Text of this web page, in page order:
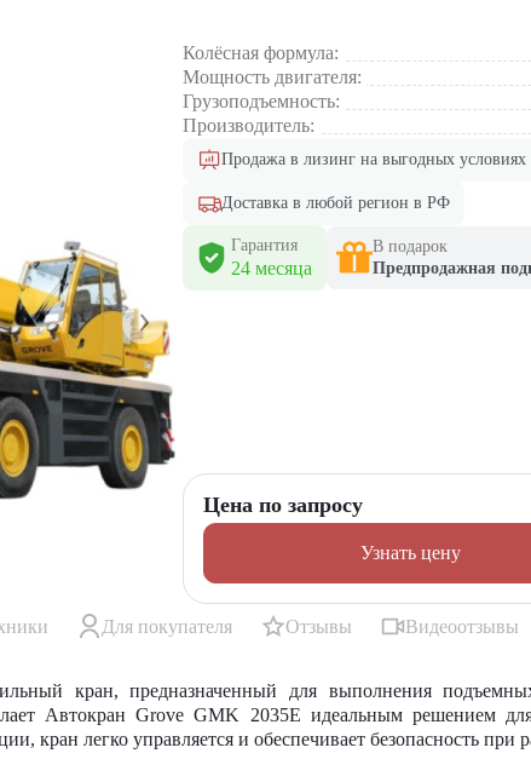
Колёсная формула:
Мощность двигателя:
Грузоподъемность:
Производитель:
Продажа в лизинг на выгодных условиях
Доставка в любой регион в РФ
Гарантия
24 месяца
В подарок
Предпродажная
Цена по запросу
Узнать цену
Для покупателя Отзывы Видеоотзывы
кран, предназначенный для выполнения
Автокран Grove GMK 2035E идеальным решением
кран легко управляется и обеспечивает безопасность при